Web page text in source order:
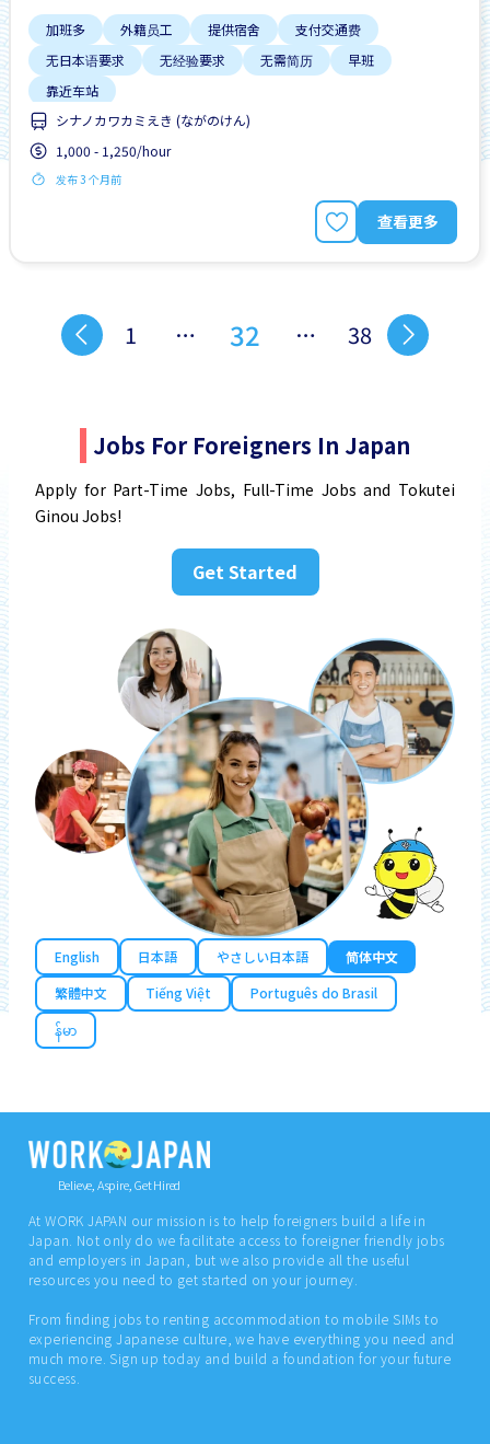
加班多 外籍员工 提供宿舍
支付交通费
无日本语要求
无经验要求 无需简历
早班
靠近车站
シナノカワカミえき (ながのけん)
1,000 - 1,250/hour
发布 3 个月前
查看更多
1 … 32 … 38
Jobs For Foreigners In Japan
Apply for Part-Time Jobs, Full-Time Jobs and Tokutei
Ginou Jobs!
Get Started
English 日本語 やさしい日本語
简体中文
繁體中文
Tiếng Việt
Português do Brasil
န်မာ
Believe, Aspire, Get Hired
At WORK JAPAN our mission is to help foreigners build a life in
Japan. Not only do we facilitate access to foreigner friendly jobs
and employers in Japan, but we also provide all the useful
resources you need to get started on your journey.
From finding jobs to renting accommodation to mobile SIMs to
experiencing Japanese culture, we have everything you need and
much more. Sign up today and build a foundation for your future
success.